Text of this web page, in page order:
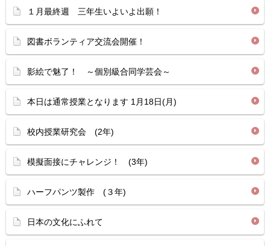
１月最終週 三年生いよいよ出願！
図書ボランティア交流会開催！
影絵で魅了！ ～個別級合同学芸会～
本日は通常授業となります 1月18日(月)
校内授業研究会 (2年)
模擬面接にチャレンジ！ (3年)
ハーフパンツ製作 (３年)
日本の文化にふれて